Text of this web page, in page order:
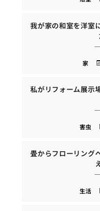
我が家の和室を洋室
家
私がリフォーム展示
害虫
畳からフローリング
生活